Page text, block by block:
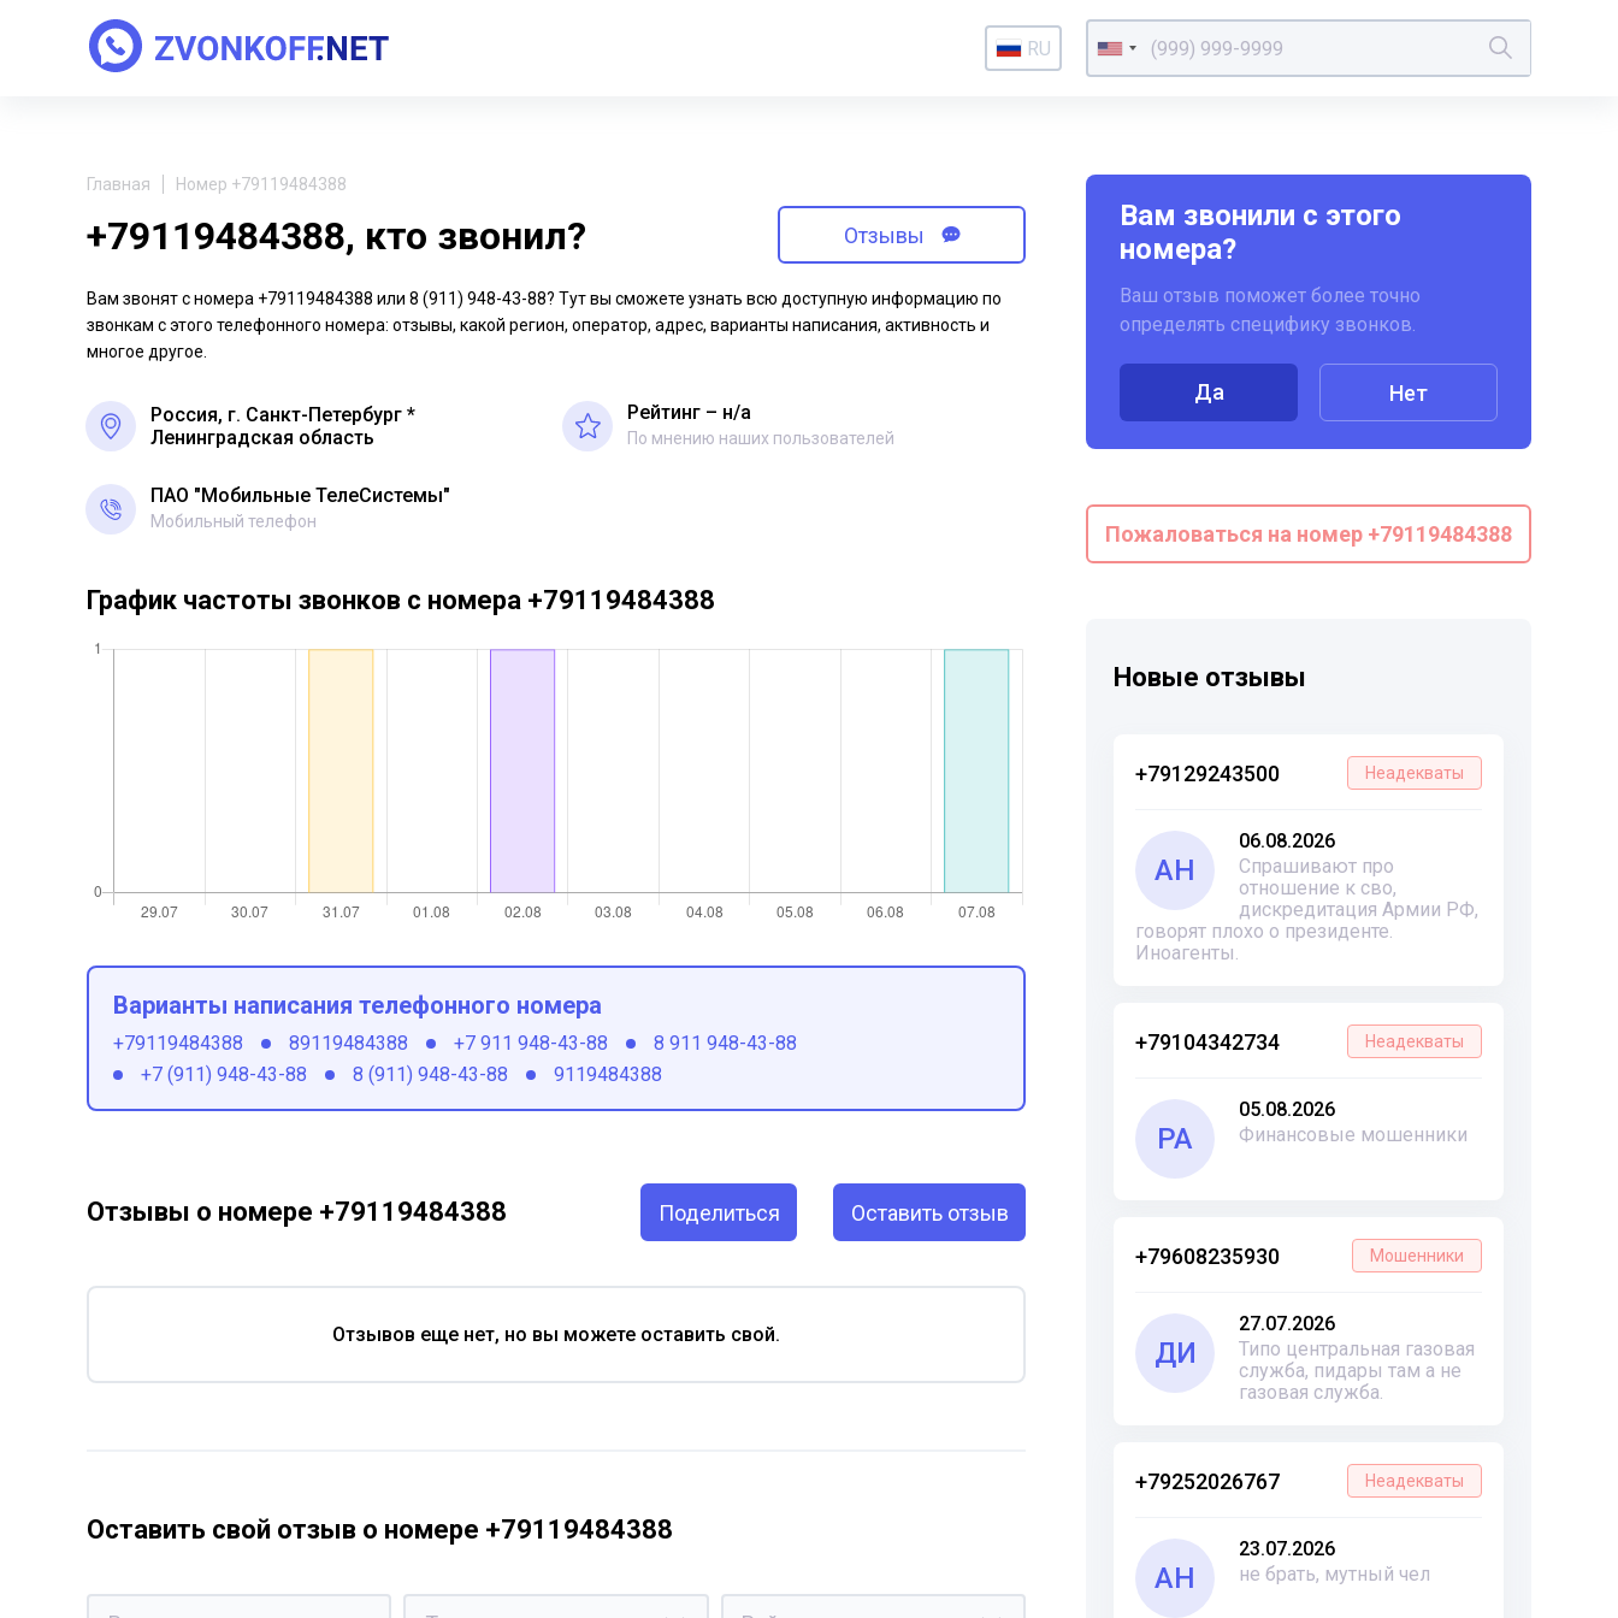
RU
Главная Номер +79119484388
+79119484388, кто звонил? Отзывы
Вам звонят с номера +79119484388 или 8 (911) 948-43-88? Тут вы сможете узнать всю доступную информацию по
звонкам с этого телефонного номера: отзывы, какой регион, оператор, адрес, варианты написания, активность и
многое другое.
Россия, г. Санкт-Петербург *
Ленинградская область
Рейтинг – н/a
По мнению наших пользователей
ПАО "Мобильные ТелеСистемы"
Мобильный телефон
Вам звонили с этого
номера?
Ваш отзыв поможет более точно
определять специфику звонков.
Да Нет
Пожаловаться на номер +79119484388
Новые отзывы
+79129243500 Неадекваты
АН
06.08.2026
Спрашивают про
отношение к сво,
дискредитация Армии РФ,
говорят плохо о президенте.
Иноагенты.
+79104342734 Неадекваты
РА
05.08.2026
Финансовые мошенники
+79608235930 Мошенники
ДИ
27.07.2026
Типо центральная газовая
служба, пидары там а не
газовая служба.
+79252026767 Неадекваты
АН
23.07.2026
не брать, мутный чел
График частоты звонков с номера +79119484388
Варианты написания телефонного номера
+79119484388 89119484388 +7 911 948-43-88
8 911 948-43-88
+7 (911) 948-43-88
8 (911) 948-43-88 9119484388
Отзывы о номере +79119484388 Поделиться Оставить отзыв
Отзывов еще нет, но вы можете оставить свой.
Оставить свой отзыв о номере +79119484388